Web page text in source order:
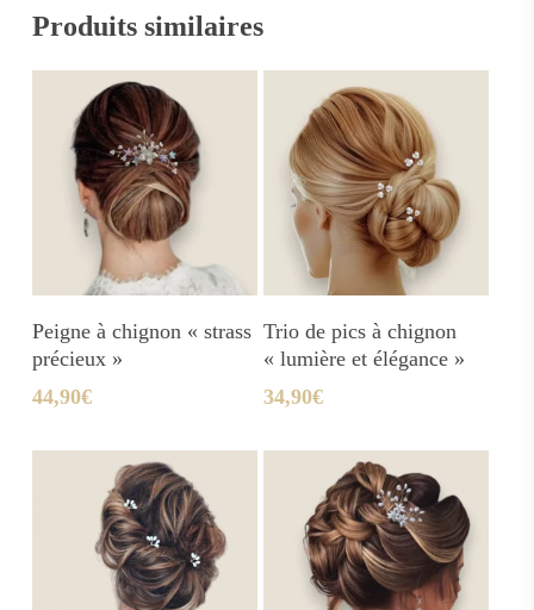
Produits similaires
Ajouter Au Panier
Peigne à chignon « strass
précieux »
44,90€
Ajouter Au Panier
Trio de pics à chignon
« lumière et élégance »
34,90€